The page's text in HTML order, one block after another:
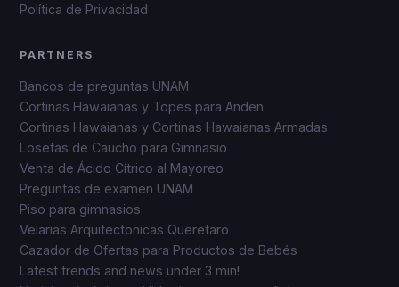
Política de Privacidad
PARTNERS
Bancos de preguntas UNAM
Cortinas Hawaianas y Topes para Anden
Cortinas Hawaianas y Cortinas Hawaianas Armadas
Losetas de Caucho para Gimnasio
Venta de Ácido Cítrico al Mayoreo
Preguntas de examen UNAM
Piso para gimnasios
Velarias Arquitectonicas Queretaro
Cazador de Ofertas para Productos de Bebés
Latest trends and news under 3 min!